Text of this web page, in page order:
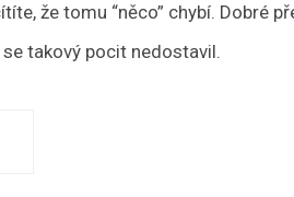
že tomu “něco” chybí. Dobré
takový pocit nedostavil.